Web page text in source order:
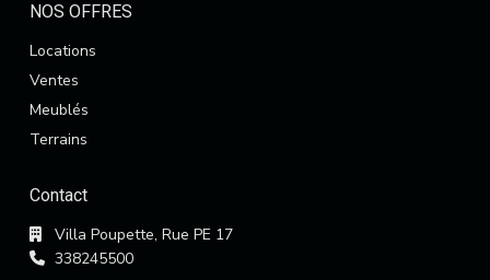
NOS OFFRES
Locations
Ventes
Meublés
Terrains
Contact
Villa Poupette, Rue PE 17
338245500